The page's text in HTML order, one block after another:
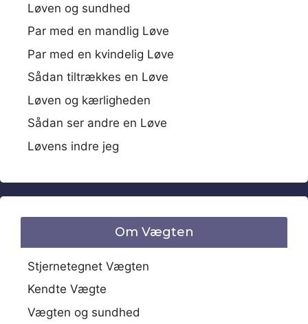
Løven og sundhed
Par med en mandlig Løve
Par med en kvindelig Løve
Sådan tiltrækkes en Løve
Løven og kærligheden
Sådan ser andre en Løve
Løvens indre jeg
Om Vægten
Stjernetegnet Vægten
Kendte Vægte
Vægten og sundhed